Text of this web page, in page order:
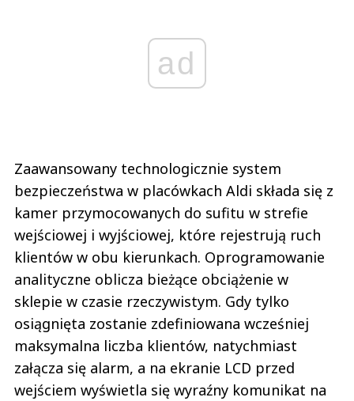
ad
Zaawansowany technologicznie system
bezpieczeństwa w placówkach Aldi składa się z
kamer przymocowanych do sufitu w strefie
wejściowej i wyjściowej, które rejestrują ruch
klientów w obu kierunkach. Oprogramowanie
analityczne oblicza bieżące obciążenie w
sklepie w czasie rzeczywistym. Gdy tylko
osiągnięta zostanie zdefiniowana wcześniej
maksymalna liczba klientów, natychmiast
załącza się alarm, a na ekranie LCD przed
wejściem wyświetla się wyraźny komunikat na